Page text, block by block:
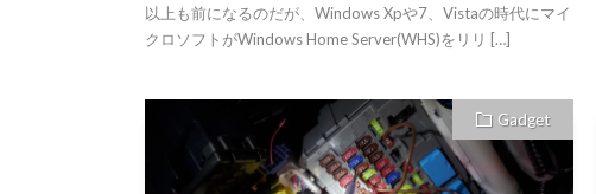
以上も前になるのだが、Windows Xpや7、Vistaの時代にマイ
クロソフトがWindows Home Server(WHS)をリリ […]
Gadget